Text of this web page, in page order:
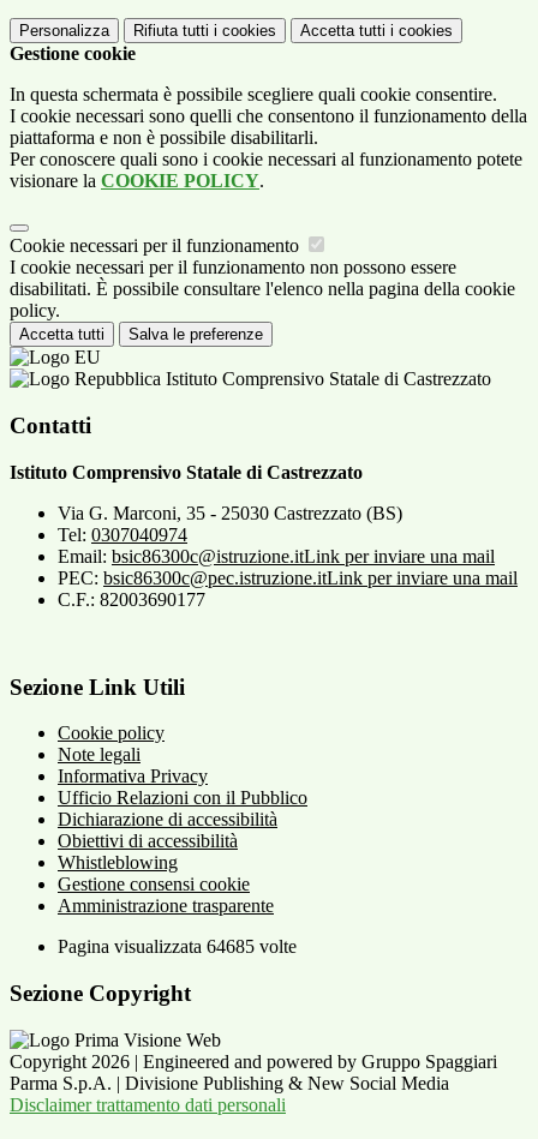
Personalizza Rifiuta tutti i cookies Accetta tutti i cookies
Gestione cookie
In questa schermata è possibile scegliere quali cookie consentire.
I cookie necessari sono quelli che consentono il funzionamento della
piattaforma e non è possibile disabilitarli.
Per conoscere quali sono i cookie necessari al funzionamento potete
visionare la COOKIE POLICY.
Cookie necessari per il funzionamento
I cookie necessari per il funzionamento non possono essere
disabilitati. È possibile consultare l'elenco nella pagina della cookie
policy.
Accetta tutti Salva le preferenze
Istituto Comprensivo Statale di Castrezzato
Contatti
Istituto Comprensivo Statale di Castrezzato
Via G. Marconi, 35 - 25030 Castrezzato (BS)
Tel: 0307040974
Email: bsic86300c@istruzione.itLink per inviare una mail
PEC: bsic86300c@pec.istruzione.itLink per inviare una mail
C.F.: 82003690177
Sezione Link Utili
Cookie policy
Note legali
Informativa Privacy
Ufficio Relazioni con il Pubblico
Dichiarazione di accessibilità
Obiettivi di accessibilità
Whistleblowing
Gestione consensi cookie
Amministrazione trasparente
Pagina visualizzata 64685 volte
Sezione Copyright
Copyright 2026 | Engineered and powered by Gruppo Spaggiari
Parma S.p.A. | Divisione Publishing & New Social Media
Disclaimer trattamento dati personali